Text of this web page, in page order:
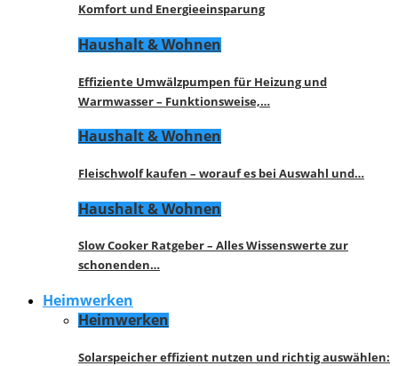
Komfort und Energieeinsparung
Haushalt & Wohnen
Effiziente Umwälzpumpen für Heizung und
Warmwasser – Funktionsweise,…
Haushalt & Wohnen
Fleischwolf kaufen – worauf es bei Auswahl und…
Haushalt & Wohnen
Slow Cooker Ratgeber – Alles Wissenswerte zur
schonenden…
Heimwerken
Heimwerken
Solarspeicher effizient nutzen und richtig auswählen: